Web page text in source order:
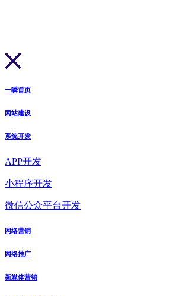
一瞬首页
网站建设
系统开发
APP开发
小程序开发
微信公众平台开发
网络营销
网络推广
新媒体营销